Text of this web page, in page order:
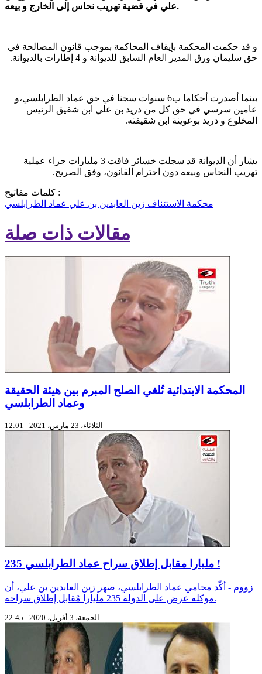
علي في قضية تهريب نحاس إلى الخارج و بيعه.
و قد حكمت المحكمة بإيقاف المحاكمة بموجب قانون المصالحة في
حق سليمان ورق المدير العام السابق للديوانة و 4 إطارات بالديوانة.
بينما أصدرت أحكاما ب6 سنوات سجنا في حق عماد الطرابلسي،و
عامين سرسي في حق كل من دريد بن علي ابن شقيق الرئيس
المخلوع و دريد بوعوينة ابن شقيقته.
يشار أن الديوانة قد سجلت خسائر فاقت 3 مليارات جراء عملية
تهريب النحاس وبيعه دون احترام القانون، وفق الصريح.
كلمات مفاتيح :
محكمة الاستئناف زين العابدين بن علي عماد الطرابلسي
مقالات ذات صلة
المحكمة الابتدائية تُلغي الصلح المبرم بين هيئة الحقيقة
وعماد الطرابلسي
الثلاثاء، 23 مارس، 2021 - 12:01
235 مليارا مقابل إطلاق سراح عماد الطرابلسي !
زووم - أكّد محامي عماد الطرابلسي، صهر زين العابدين بن علي، أن
موكله عرض على الدولة 235 مليارا مُقابل إطلاق سراحه.
الجمعة، 3 أفريل، 2020 - 22:45